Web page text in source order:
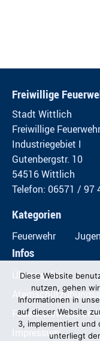
Freiwillige
Stadt Wittlich
Freiwillige Feuerwehr
Industriegebiet I
Gutenbergstr. 10
54516 Wittlich
Telefon: 06571 / 97
Kategorien
Feuerwehr
Infos
Übungspläne
Feuerwehrwiese im
Impressum
Diese Website
nutzen, gehen
Informationen in
auf dieser Website
3, implementiert und
unterliegt der